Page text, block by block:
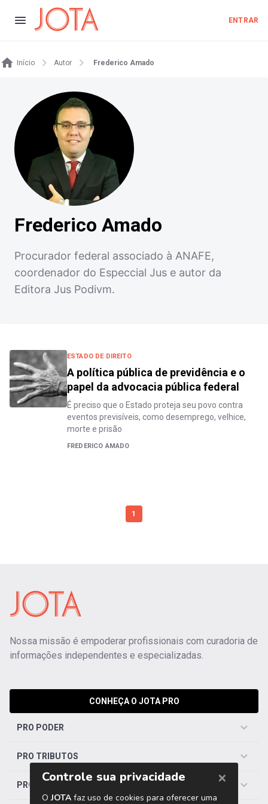
ENTRAR
Início Autor Frederico Amado
Frederico Amado
Procurador federal associado à ANAFE,
coordenador do Especcial Jus e autor da
Editora Jus Podivm.
ESTADO DE DIREITO
A política pública de previdência e o
papel da advocacia pública federal
É preciso que o Estado proteja seu povo contra
eventos previsíveis, como desemprego, velhice,
morte e prisão
FREDERICO AMADO
1
Nossa missão é empoderar profissionais com curadoria de
informações independentes e especializadas.
CONHEÇA O JOTA PRO
PRO PODER
PRO TRIBUTOS
PRO TRABALHISTA